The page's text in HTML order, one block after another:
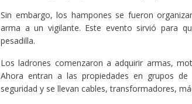
Sin embargo, los hampones se fueron
arma a un vigilante. Este evento sirvió para
pesadilla.
Los ladrones comenzaron a adquirir armas,
Ahora entran a las propiedades en grupos
seguridad y se llevan cables, transformadores,